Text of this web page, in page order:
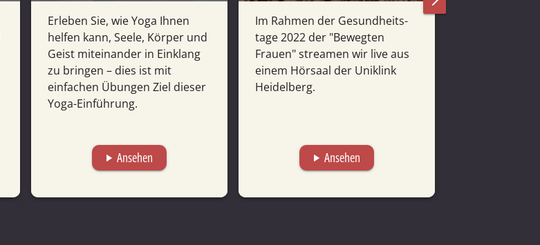
Erleben Sie, wie Yoga Ihnen
helfen kann, Seele, Körper und
Geist mitein­ander in Einklang
zu bringen – dies ist mit
einfachen Übungen Ziel dieser
Yoga-Einführung.
play_arrow Ansehen
Im Rahmen der Gesund­heits­
tage 2022 der "Bewegten
Frauen" streamen wir live aus
einem Hör­saal der Uni­klink
Heidel­berg.
play_arrow Ansehen